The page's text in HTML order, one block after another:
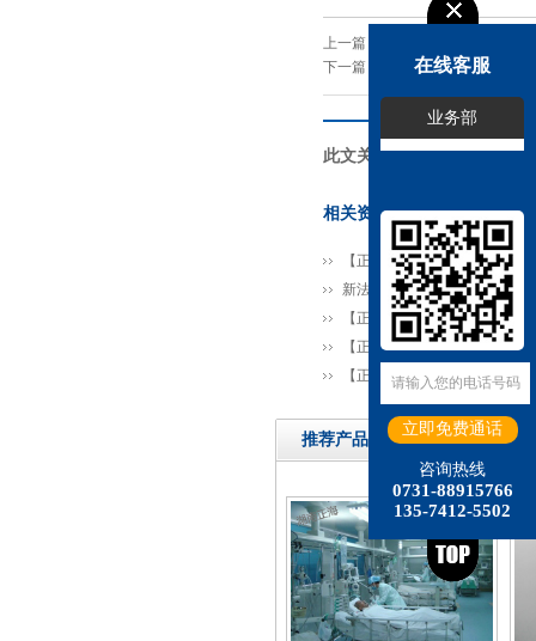
上一篇：
下一篇：
新法规| 生态环境部：
此文关键词：
相关资讯
【正海新知】实验室装修：
新法规| 生态环境部：固废、
【正海新知】动物实验室的建
【正海新知】bim技术在实验
【正海新知】pcr实验室为什
推荐产品
在线客服
业务部
咨询热线
0731-88915766
135-7412-5502